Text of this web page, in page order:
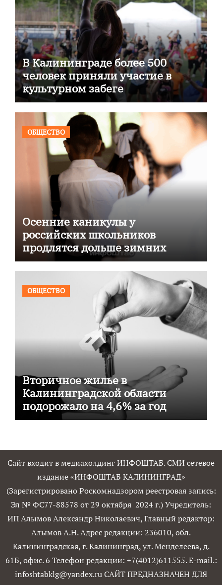
В Калининграде более 500
человек приняли участие в
культурном забеге
ОБЩЕСТВО
Осенние каникулы у
российских школьников
продлятся дольше зимних
ОБЩЕСТВО
Вторичное жилье в
Калининградской области
подорожало на 4,6% за год
Сайт входит в медиахолдинг ИНФОШТАБ. СМИ сетевое
издание «ИНФОШТАБ КАЛИНИНГРАД»
(Зарегистрировано Роскомнадзором реестровая запись:
Эл № ФС77-88578 от 29 октября 2024 г.) Учредитель:
ИП Алымов Александр Николаевич, Главный редактор:
Алымов А.Н. Адрес редакции: 236010, обл.
Калининградская, г. Калининград, ул. Менделеева, д.
61Б, офис. 6 Телефон редакции: +7(4012)611555. E-mail.:
infoshtabklg@yandex.ru САЙТ ПРЕДНАЗНАЧЕН ДЛЯ